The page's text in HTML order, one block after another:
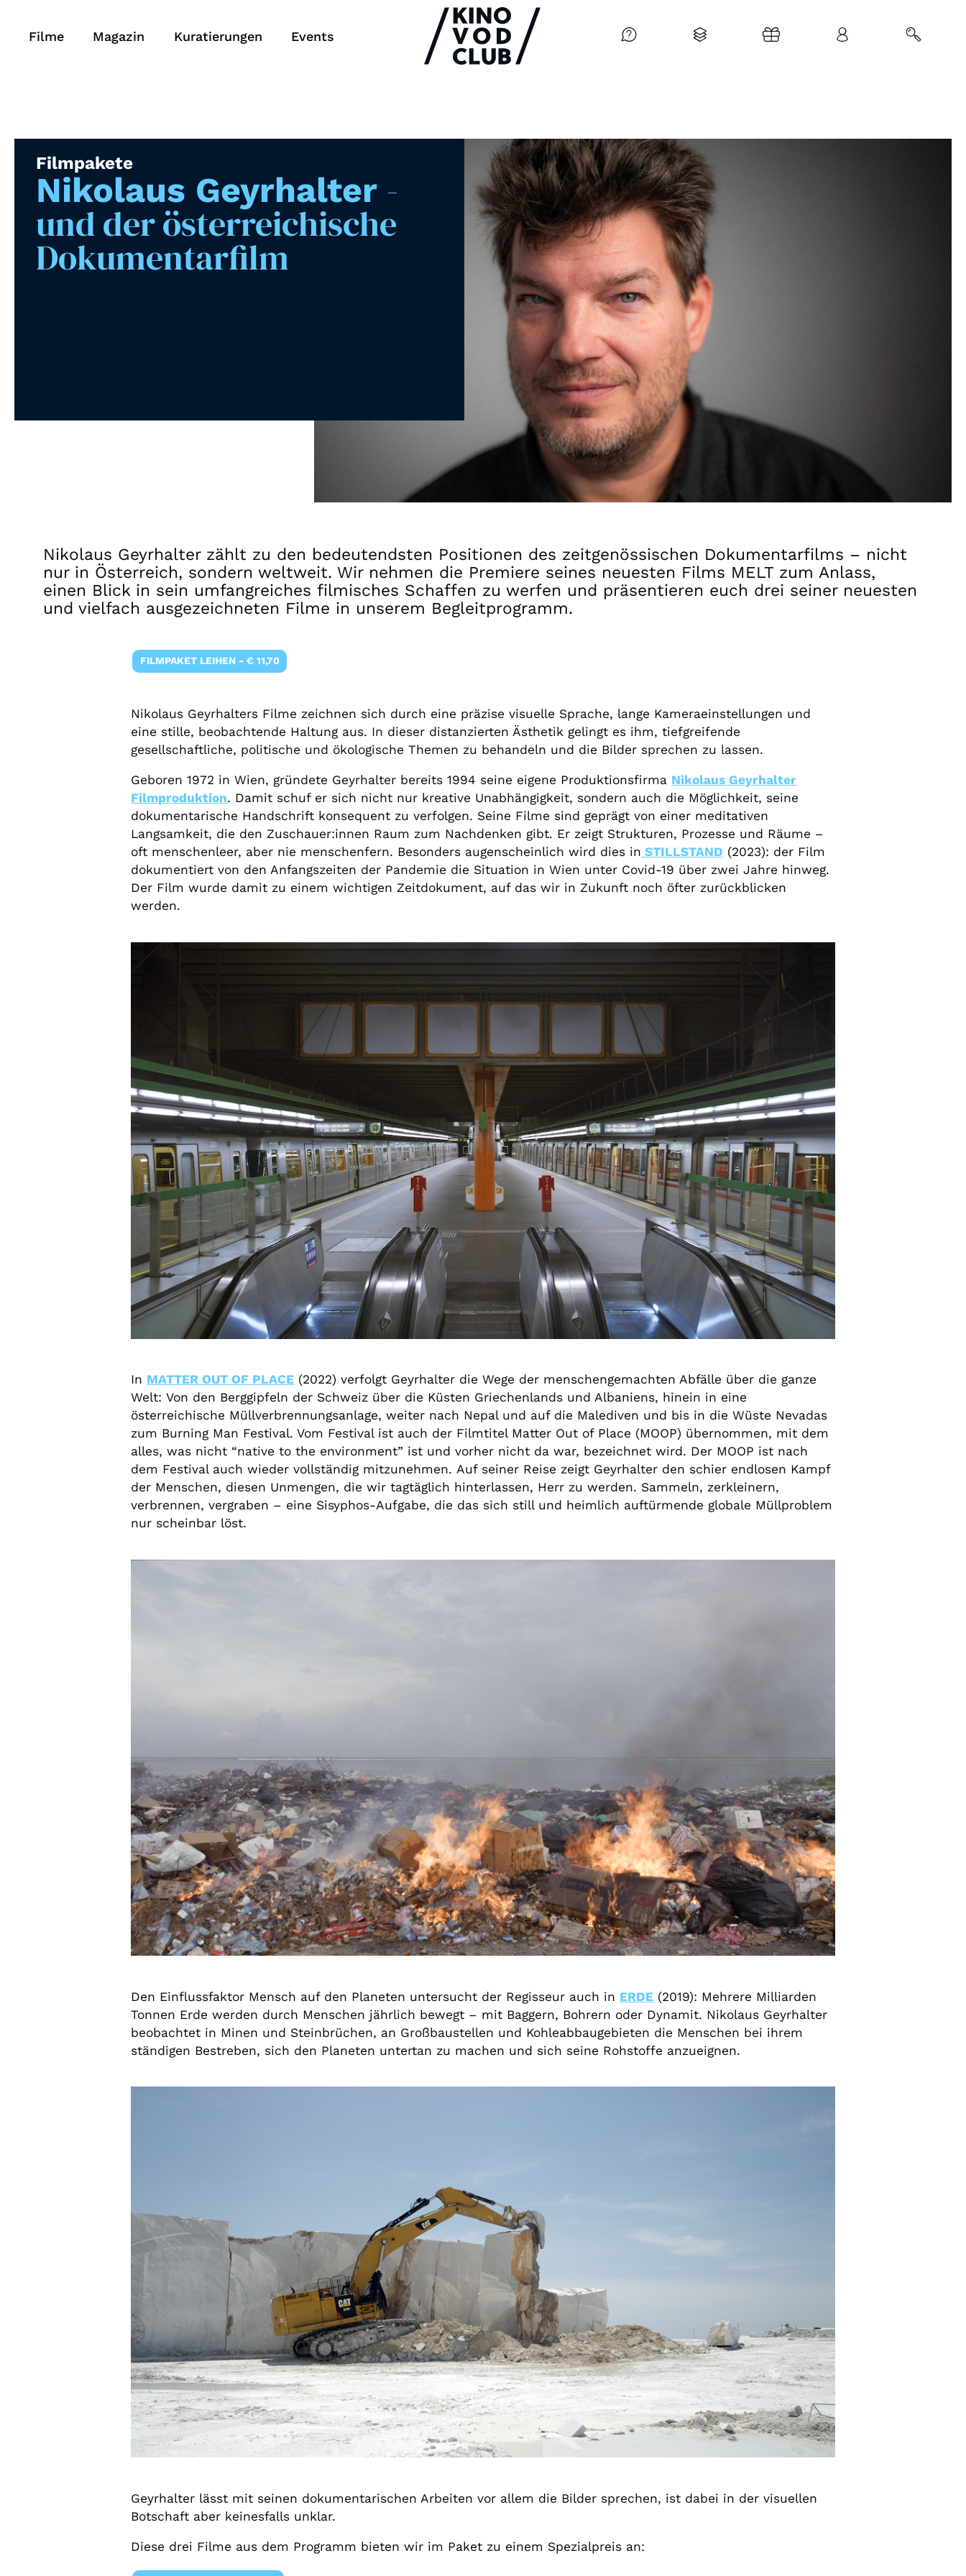
Kuratierungen
Events
Filmpakete
Gutscheine
& Filmpässe
Suche
Filme Magazin Kuratierungen Events
Filmpakete
Nikolaus Geyrhalter -
und der österreichische
Dokumentarfilm
Nikolaus Geyrhalter zählt zu den bedeutendsten Positionen des zeitgenössischen Dokumentarfilms – nicht
nur in Österreich, sondern weltweit. Wir nehmen die Premiere seines neuesten Films MELT zum Anlass,
einen Blick in sein umfangreiches filmisches Schaffen zu werfen und präsentieren euch drei seiner neuesten
und vielfach ausgezeichneten Filme in unserem Begleitprogramm.
FILMPAKET LEIHEN - € 11,70
Nikolaus Geyrhalters Filme zeichnen sich durch eine präzise visuelle Sprache, lange Kameraeinstellungen und
eine stille, beobachtende Haltung aus. In dieser distanzierten Ästhetik gelingt es ihm, tiefgreifende
gesellschaftliche, politische und ökologische Themen zu behandeln und die Bilder sprechen zu lassen.
Geboren 1972 in Wien, gründete Geyrhalter bereits 1994 seine eigene Produktionsfirma Nikolaus Geyrhalter
Filmproduktion. Damit schuf er sich nicht nur kreative Unabhängigkeit, sondern auch die Möglichkeit, seine
dokumentarische Handschrift konsequent zu verfolgen. Seine Filme sind geprägt von einer meditativen
Langsamkeit, die den Zuschauer:innen Raum zum Nachdenken gibt. Er zeigt Strukturen, Prozesse und Räume –
oft menschenleer, aber nie menschenfern. Besonders augenscheinlich wird dies in STILLSTAND (2023): der Film
dokumentiert von den Anfangszeiten der Pandemie die Situation in Wien unter Covid-19 über zwei Jahre hinweg.
Der Film wurde damit zu einem wichtigen Zeitdokument, auf das wir in Zukunft noch öfter zurückblicken
werden.
In MATTER OUT OF PLACE (2022) verfolgt Geyrhalter die Wege der menschengemachten Abfälle über die ganze
Welt: Von den Berggipfeln der Schweiz über die Küsten Griechenlands und Albaniens, hinein in eine
österreichische Müllverbrennungsanlage, weiter nach Nepal und auf die Malediven und bis in die Wüste Nevadas
zum Burning Man Festival. Vom Festival ist auch der Filmtitel Matter Out of Place (MOOP) übernommen, mit dem
alles, was nicht “native to the environment” ist und vorher nicht da war, bezeichnet wird. Der MOOP ist nach
dem Festival auch wieder vollständig mitzunehmen. Auf seiner Reise zeigt Geyrhalter den schier endlosen Kampf
der Menschen, diesen Unmengen, die wir tagtäglich hinterlassen, Herr zu werden. Sammeln, zerkleinern,
verbrennen, vergraben – eine Sisyphos-Aufgabe, die das sich still und heimlich auftürmende globale Müllproblem
nur scheinbar löst.
Den Einflussfaktor Mensch auf den Planeten untersucht der Regisseur auch in ERDE (2019): Mehrere Milliarden
Tonnen Erde werden durch Menschen jährlich bewegt – mit Baggern, Bohrern oder Dynamit. Nikolaus Geyrhalter
beobachtet in Minen und Steinbrüchen, an Großbaustellen und Kohleabbaugebieten die Menschen bei ihrem
ständigen Bestreben, sich den Planeten untertan zu machen und sich seine Rohstoffe anzueignen.
Geyrhalter lässt mit seinen dokumentarischen Arbeiten vor allem die Bilder sprechen, ist dabei in der visuellen
Botschaft aber keinesfalls unklar.
Diese drei Filme aus dem Programm bieten wir im Paket zu einem Spezialpreis an: